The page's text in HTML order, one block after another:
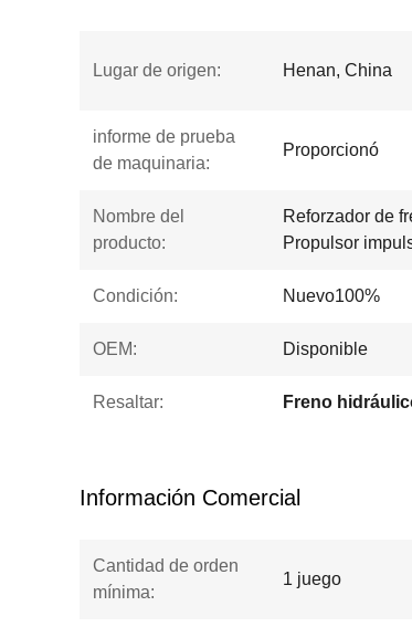
Lugar de origen: Henan, China
informe de prueba
de maquinaria:
Proporcionó
Nombre del
producto:
Reforzador de
Propulsor
Condición: Nuevo100%
OEM: Disponible
Resaltar:
Información Comercial
Cantidad de orden
mínima:
1 juego